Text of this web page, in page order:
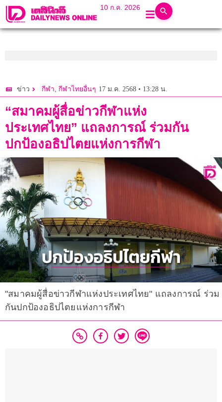
10 ก.ค. 2026
ข่าว กีฬา, กีฬาไทยอื่นๆ 17 ม.ค. 2568 • 13:28 น.
“สมาคมผู้สื่อข่าวกีฬาแห่ง
ประเทศไทย” แถลงการณ์ ร่วมกัน
ปกป้องอธิปไตยแห่งการกีฬา
"สมาคมผู้สื่อข่าวกีฬาแห่งประเทศไทย" แถลงการณ์ ร่วม
กันปกป้องอธิปไตยแห่งการกีฬา